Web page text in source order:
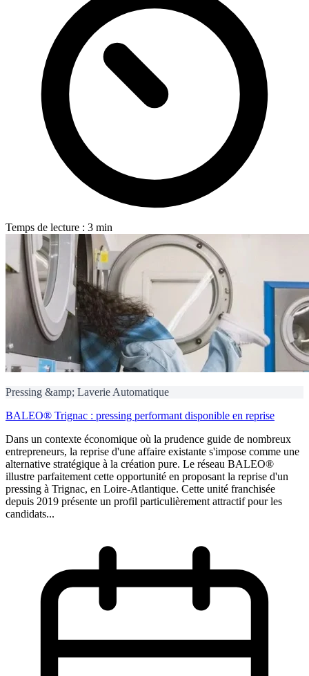
Temps de lecture : 3 min
Pressing &amp; Laverie Automatique
BALEO® Trignac : pressing performant disponible en reprise
Dans un contexte économique où la prudence guide de nombreux
entrepreneurs, la reprise d'une affaire existante s'impose comme une
alternative stratégique à la création pure. Le réseau BALEO®
illustre parfaitement cette opportunité en proposant la reprise d'un
pressing à Trignac, en Loire-Atlantique. Cette unité franchisée
depuis 2019 présente un profil particulièrement attractif pour les
candidats...